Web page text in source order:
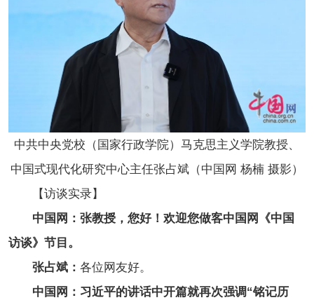
中共中央党校（国家行政学院）马克思主义学院教授、
中国式现代化研究中心主任张占斌（中国网 杨楠 摄影）
【访谈实录】
中国网：张教授，您好！欢迎您做客中国网《中国
访谈》节目。
张占斌： 各位网友好。
中国网：习近平的讲话中开篇就再次强调“铭记历